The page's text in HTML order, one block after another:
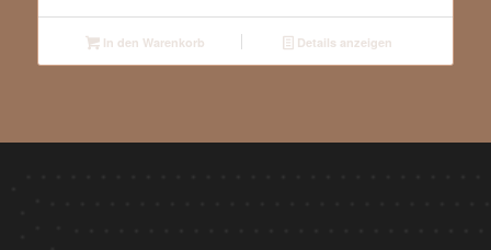
In den Warenkorb Details anzeigen